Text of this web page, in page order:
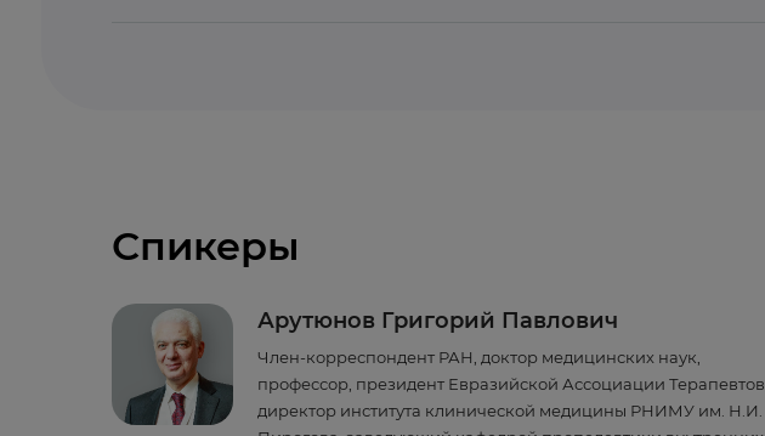
Спикеры
Арутюнов Григорий Павлович
Член-корреспондент РАН, доктор медицинских наук,
профессор, президент Евразийской Ассоциации Терапевтов,
директор института клинической медицины РНИМУ им. Н.И.